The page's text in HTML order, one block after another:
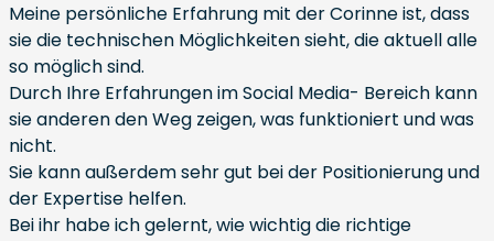
Meine persönliche Erfahrung mit der Corinne ist, dass
sie die technischen Möglichkeiten sieht, die aktuell alle
so möglich sind.
Durch Ihre Erfahrungen im Social Media- Bereich kann
sie anderen den Weg zeigen, was funktioniert und was
nicht.
Sie kann außerdem sehr gut bei der Positionierung und
der Expertise helfen.
Bei ihr habe ich gelernt, wie wichtig die richtige